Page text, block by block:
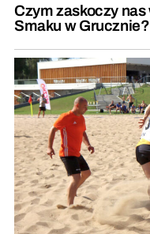
Czym zaskoczy nas
Smaku w Grucznie?